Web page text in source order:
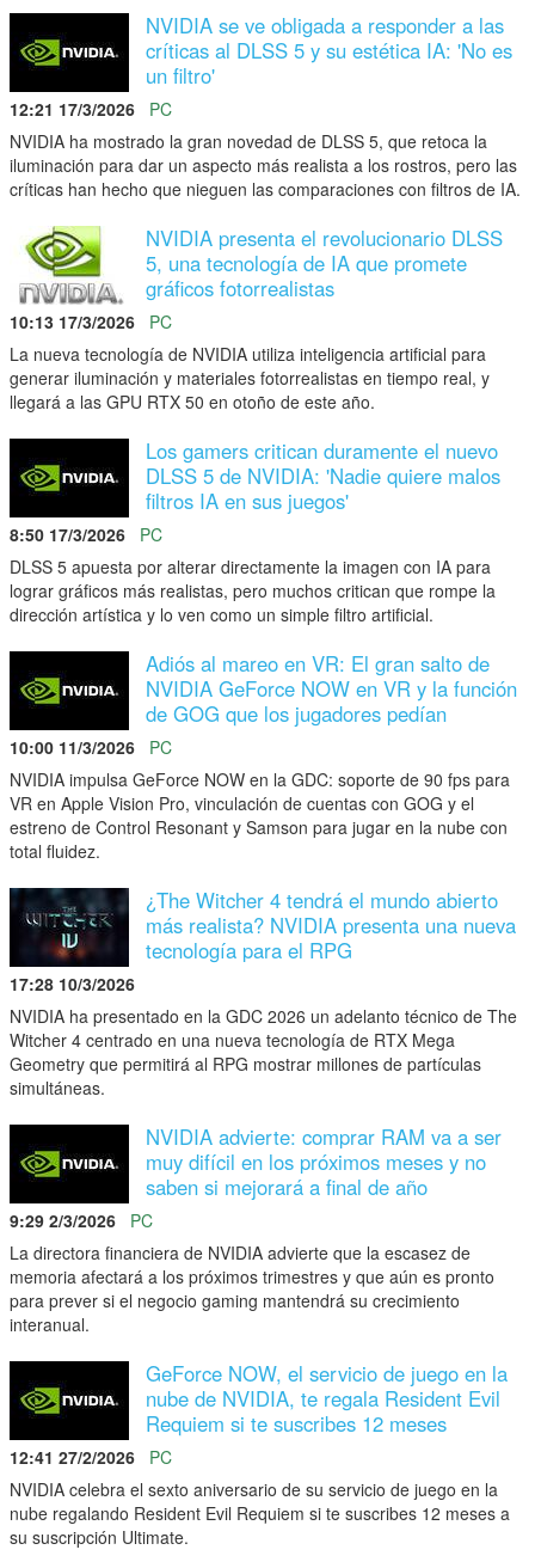
NVIDIA se ve obligada a responder a las
críticas al DLSS 5 y su estética IA: 'No es
un filtro'
12:21 17/3/2026
PC
NVIDIA ha mostrado la gran novedad de DLSS 5, que retoca la
iluminación para dar un aspecto más realista a los rostros, pero las
críticas han hecho que nieguen las comparaciones con filtros de IA.
NVIDIA presenta el revolucionario DLSS
5, una tecnología de IA que promete
gráficos fotorrealistas
10:13 17/3/2026
PC
La nueva tecnología de NVIDIA utiliza inteligencia artificial para
generar iluminación y materiales fotorrealistas en tiempo real, y
llegará a las GPU RTX 50 en otoño de este año.
Los gamers critican duramente el nuevo
DLSS 5 de NVIDIA: 'Nadie quiere malos
filtros IA en sus juegos'
8:50 17/3/2026
PC
DLSS 5 apuesta por alterar directamente la imagen con IA para
lograr gráficos más realistas, pero muchos critican que rompe la
dirección artística y lo ven como un simple filtro artificial.
Adiós al mareo en VR: El gran salto de
NVIDIA GeForce NOW en VR y la función
de GOG que los jugadores pedían
10:00 11/3/2026
PC
NVIDIA impulsa GeForce NOW en la GDC: soporte de 90 fps para
VR en Apple Vision Pro, vinculación de cuentas con GOG y el
estreno de Control Resonant y Samson para jugar en la nube con
total fluidez.
¿The Witcher 4 tendrá el mundo abierto
más realista? NVIDIA presenta una nueva
tecnología para el RPG
17:28 10/3/2026
NVIDIA ha presentado en la GDC 2026 un adelanto técnico de The
Witcher 4 centrado en una nueva tecnología de RTX Mega
Geometry que permitirá al RPG mostrar millones de partículas
simultáneas.
NVIDIA advierte: comprar RAM va a ser
muy difícil en los próximos meses y no
saben si mejorará a final de año
9:29 2/3/2026
PC
La directora financiera de NVIDIA advierte que la escasez de
memoria afectará a los próximos trimestres y que aún es pronto
para prever si el negocio gaming mantendrá su crecimiento
interanual.
GeForce NOW, el servicio de juego en la
nube de NVIDIA, te regala Resident Evil
Requiem si te suscribes 12 meses
12:41 27/2/2026
PC
NVIDIA celebra el sexto aniversario de su servicio de juego en la
nube regalando Resident Evil Requiem si te suscribes 12 meses a
su suscripción Ultimate.